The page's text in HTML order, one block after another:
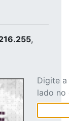
,
Digite
lado no